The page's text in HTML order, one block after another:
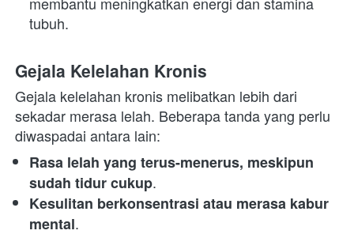
tubuh.
Gejala Kelelahan Kronis
Gejala kelelahan kronis melibatkan lebih dari
sekadar merasa lelah. Beberapa tanda yang perlu
diwaspadai antara lain:
Rasa lelah yang terus-menerus, meskipun
sudah tidur cukup.
Kesulitan berkonsentrasi atau merasa kabur
mental.